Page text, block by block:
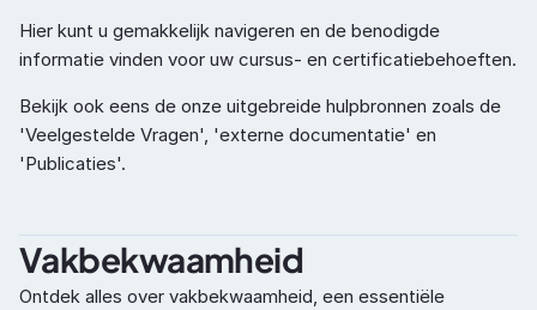
Hier kunt u gemakkelijk navigeren en de benodigde
informatie vinden voor uw cursus- en certificatiebehoeften.
Bekijk ook eens de onze uitgebreide hulpbronnen zoals de
'Veelgestelde Vragen', 'externe documentatie' en
'Publicaties'.
Vakbekwaamheid
Ontdek alles over vakbekwaamheid, een essentiële